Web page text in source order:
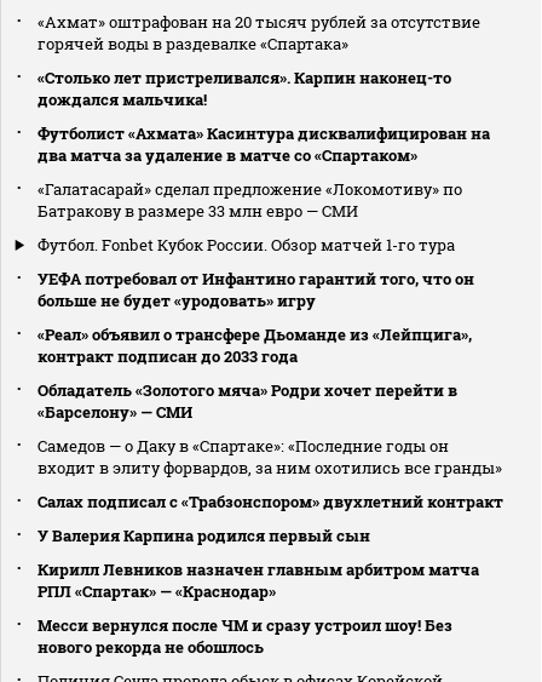
«Ахмат» оштрафован на 20 тысяч рублей за отсутствие
горячей воды в раздевалке «Спартака»
«Столько лет пристреливался». Карпин наконец-то
дождался мальчика!
Футболист «Ахмата» Касинтура дисквалифицирован на
два матча за удаление в матче со «Спартаком»
«Галатасарай» сделал предложение «Локомотиву» по
Батракову в размере 33 млн евро — СМИ
Футбол. Fonbet Кубок России. Обзор матчей 1-го тура
УЕФА потребовал от Инфантино гарантий того, что он
больше не будет «уродовать» игру
«Реал» объявил о трансфере Дьоманде из «Лейпцига»,
контракт подписан до 2033 года
Обладатель «Золотого мяча» Родри хочет перейти в
«Барселону» — СМИ
Самедов — о Даку в «Спартаке»: «Последние годы он
входит в элиту форвардов, за ним охотились все гранды»
Салах подписал с «Трабзонспором» двухлетний контракт
У Валерия Карпина родился первый сын
Кирилл Левников назначен главным арбитром матча
РПЛ «Спартак» — «Краснодар»
Месси вернулся после ЧМ и сразу устроил шоу! Без
нового рекорда не обошлось